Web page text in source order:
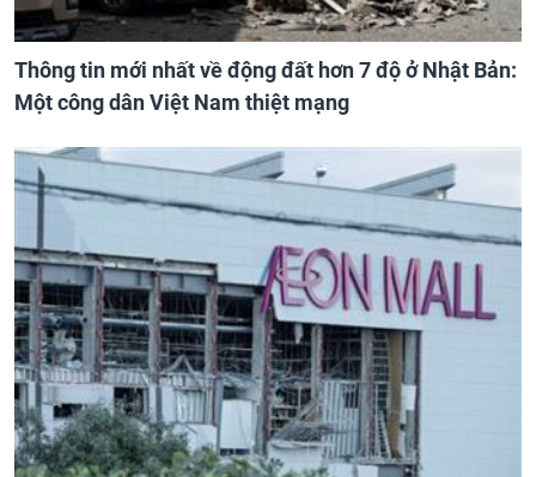
Thông tin mới nhất về động đất hơn 7 độ ở Nhật Bản:
Một công dân Việt Nam thiệt mạng